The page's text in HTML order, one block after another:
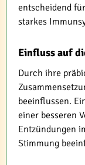
entscheidend
starkes
Einfluss auf
Durch ihre
beeinflussen.
einer besseren
Entzündungen
Stimmung